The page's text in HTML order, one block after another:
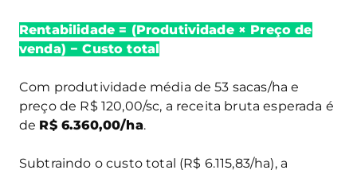
Rentabilidade = (Produtividade × Preço de
venda) − Custo total
Com produtividade média de 53 sacas/ha e
preço de R$ 120,00/sc, a receita bruta esperada é
de R$ 6.360,00/ha.
Subtraindo o custo total (R$ 6.115,83/ha), a